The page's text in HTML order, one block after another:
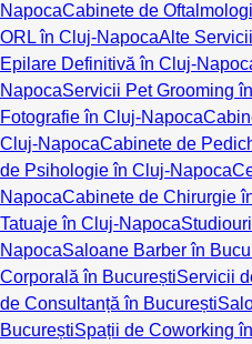
NapocaCabinete de
ORL în Cluj-NapocaAlte
Epilare Definitivă în Cluj-
NapocaServicii Pet Grooming
Fotografie în Cluj-Napoca
Cluj-NapocaCabinete de
de Psihologie în Cluj-Napoca
NapocaCabinete de Chirurgie
Tatuaje în Cluj-Napoca
NapocaSaloane Barber în
Corporală în BucureștiServicii
de Consultanță în București
BucureștiSpații de Coworking